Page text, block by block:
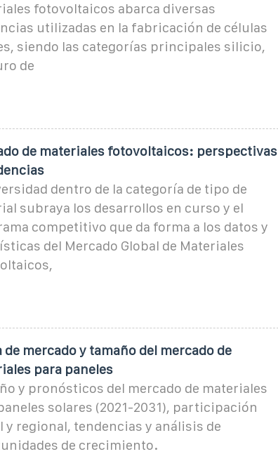
fotovoltaicos abarca diversas
utilizadas en la fabricación de células
siendo las categorías principales silicio,
de
de materiales fotovoltaicos: perspectivas
dentro de la categoría de tipo de
subraya los desarrollos en curso y el
competitivo que da forma a los datos y
del Mercado Global de Materiales
de mercado y tamaño del mercado de
para paneles
y pronósticos del mercado de materiales
solares (2021-2031), participación
y regional, tendencias y análisis de
de crecimiento.